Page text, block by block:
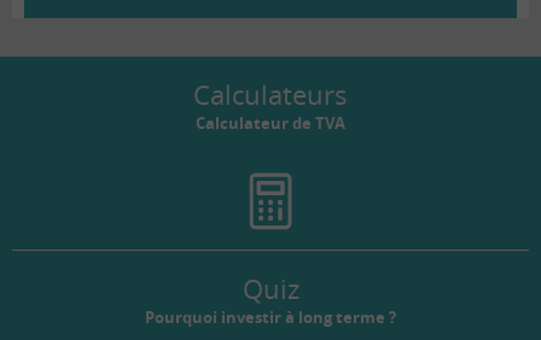
Calculateurs
Calculateur de TVA
Quiz
Pourquoi investir à long terme ?